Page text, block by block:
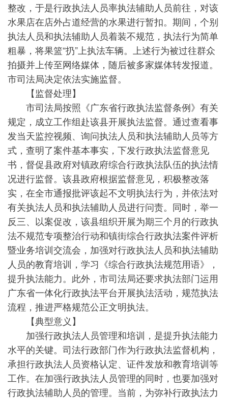
整改，于是行政执法人员率执法辅助人员前往，对该
水果店在店外占道经营的水果进行暂扣。期间，个别
执法人员和执法辅助人员着装不规范，执法行为简单
粗暴，将果篮“扔”上执法车辆。上述行为被过往群众
拍摄并上传至网络媒体，随后被多家媒体转发报道。
市司法局决定依法实施监督。
【监督处理】
市司法局按照《广东省行政执法监督条例》有关
规定，成立工作组赴该县开展执法监督。通过查看事
发当天监控视频、询问执法人员和执法辅助人员等方
式，查明了案件基本事实，下发行政执法监督意见
书，督促县政府对镇政府综合行政执法队伍的执法情
况进行监督。该县政府根据监督意见，积极整改落
实，在全市通报批评该起不文明执法行为，并依法对
有关执法人员和执法辅助人员进行问责。同时，举一
反三、以案促改，该县组织开展为期三个月的行政执
法不规范专项整治行动和镇街综合行政执法案件评析
暨业务培训交流会，加强对行政执法人员和执法辅助
人员的教育培训，学习《综合行政执法规范用语》，
提升执法能力。此外，市司法局还要求执法部门运用
广东省一体化行政执法平台开展执法活动，规范执法
流程，推进严格规范公正文明执法。
【典型意义】
加强行政执法人员管理和培训，是提升执法能力
水平的关键。司法行政部门作为行政执法监督机构，
承担行政执法人员资格认定、证件发放和教育培训等
工作。在加强行政执法人员管理的同时，也要加强对
行政执法辅助人员的管理。当前，为弥补行政执法力